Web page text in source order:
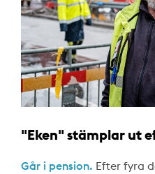
"Eken" stämplar ut
Går i pension. Efter fyra